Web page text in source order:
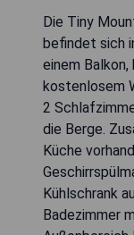
Die Tiny
befindet sich
einem
kostenlosem
2
die Berge.
Küche
Kühlschrank
Badezimmer